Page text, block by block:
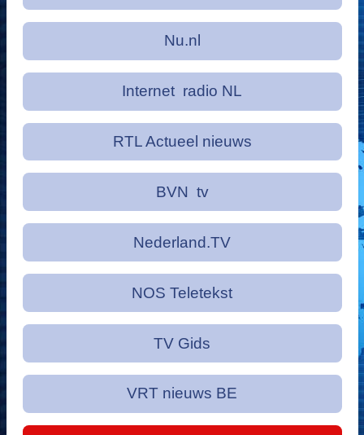
Nu.nl
Internet radio NL
RTL Actueel nieuws
BVN tv
Nederland.TV
NOS Teletekst
TV Gids
VRT nieuws BE